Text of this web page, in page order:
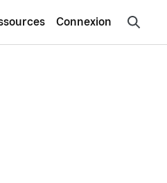
Connexion